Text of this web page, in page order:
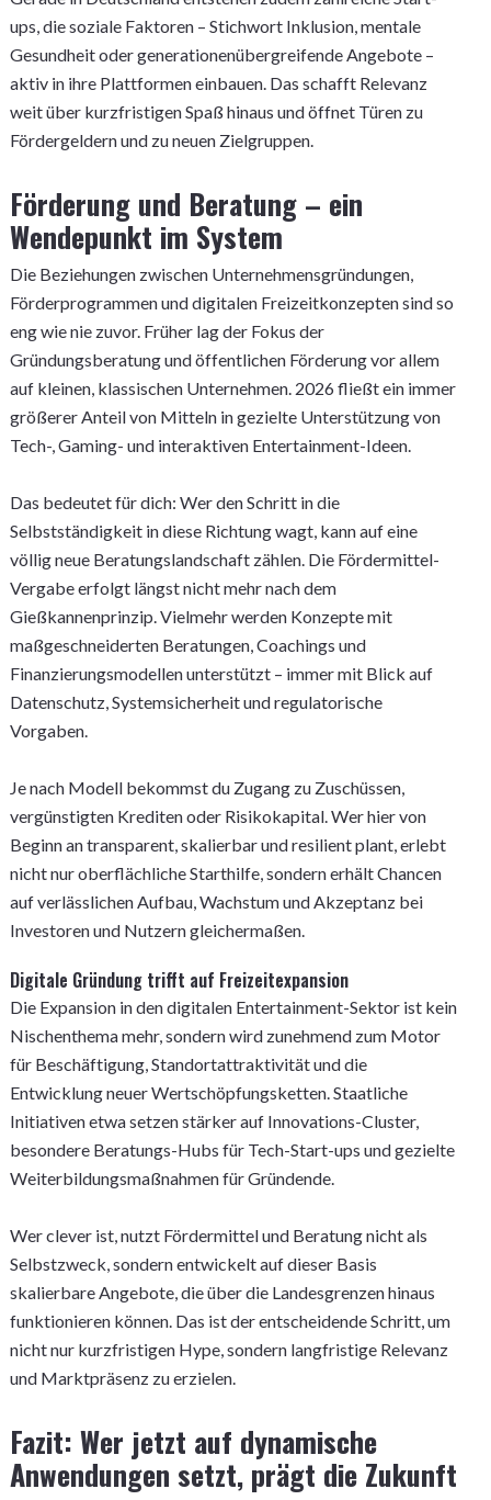
ups, die soziale Faktoren – Stichwort Inklusion, mentale
Gesundheit oder generationenübergreifende Angebote –
aktiv in ihre Plattformen einbauen. Das schafft Relevanz
weit über kurzfristigen Spaß hinaus und öffnet Türen zu
Fördergeldern und zu neuen Zielgruppen.
Förderung und Beratung – ein
Wendepunkt im System
Die Beziehungen zwischen Unternehmensgründungen,
Förderprogrammen und digitalen Freizeitkonzepten sind so
eng wie nie zuvor. Früher lag der Fokus der
Gründungsberatung und öffentlichen Förderung vor allem
auf kleinen, klassischen Unternehmen. 2026 fließt ein immer
größerer Anteil von Mitteln in gezielte Unterstützung von
Tech-, Gaming- und interaktiven Entertainment-Ideen.
Das bedeutet für dich: Wer den Schritt in die
Selbstständigkeit in diese Richtung wagt, kann auf eine
völlig neue Beratungslandschaft zählen. Die Fördermittel-
Vergabe erfolgt längst nicht mehr nach dem
Gießkannenprinzip. Vielmehr werden Konzepte mit
maßgeschneiderten Beratungen, Coachings und
Finanzierungsmodellen unterstützt – immer mit Blick auf
Datenschutz, Systemsicherheit und regulatorische
Vorgaben.
Je nach Modell bekommst du Zugang zu Zuschüssen,
vergünstigten Krediten oder Risikokapital. Wer hier von
Beginn an transparent, skalierbar und resilient plant, erlebt
nicht nur oberflächliche Starthilfe, sondern erhält Chancen
auf verlässlichen Aufbau, Wachstum und Akzeptanz bei
Investoren und Nutzern gleichermaßen.
Digitale Gründung trifft auf Freizeitexpansion
Die Expansion in den digitalen Entertainment-Sektor ist kein
Nischenthema mehr, sondern wird zunehmend zum Motor
für Beschäftigung, Standortattraktivität und die
Entwicklung neuer Wertschöpfungsketten. Staatliche
Initiativen etwa setzen stärker auf Innovations-Cluster,
besondere Beratungs-Hubs für Tech-Start-ups und gezielte
Weiterbildungsmaßnahmen für Gründende.
Wer clever ist, nutzt Fördermittel und Beratung nicht als
Selbstzweck, sondern entwickelt auf dieser Basis
skalierbare Angebote, die über die Landesgrenzen hinaus
funktionieren können. Das ist der entscheidende Schritt, um
nicht nur kurzfristigen Hype, sondern langfristige Relevanz
und Marktpräsenz zu erzielen.
Fazit: Wer jetzt auf dynamische
Anwendungen setzt, prägt die Zukunft